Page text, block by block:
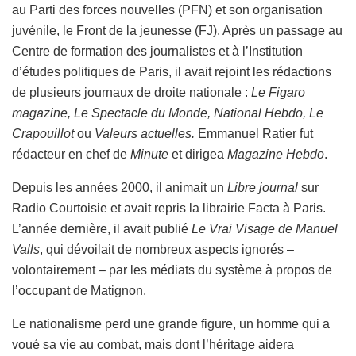
au Parti des forces nouvelles (PFN) et son organisation
juvénile, le Front de la jeunesse (FJ). Après un passage au
Centre de formation des journalistes et à l’Institution
d’études politiques de Paris, il avait rejoint les rédactions
de plusieurs journaux de droite nationale : Le Figaro
magazine, Le Spectacle du Monde, National Hebdo, Le
Crapouillotou Valeurs actuelles. Emmanuel Ratier fut
rédacteur en chef de Minute et dirigea Magazine Hebdo.
Depuis les années 2000, il animait un Libre journal sur
Radio Courtoisie et avait repris la librairie Facta à Paris.
L’année dernière, il avait publié Le Vrai Visage de Manuel
Valls, qui dévoilait de nombreux aspects ignorés –
volontairement – par les médiats du système à propos de
l’occupant de Matignon.
Le nationalisme perd une grande figure, un homme qui a
voué sa vie au combat, mais dont l’héritage aidera